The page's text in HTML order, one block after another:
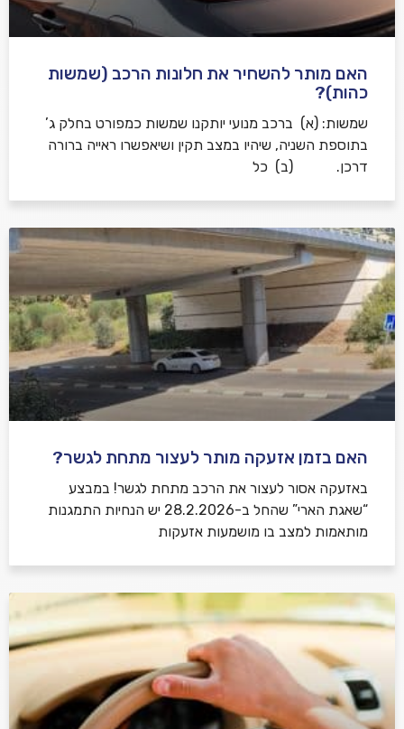
האם מותר להשחיר את חלונות הרכב (שמשות
כהות)?
שמשות: (א) ברכב מנועי יותקנו שמשות כמפורט בחלק ג’
בתוספת השניה, שיהיו במצב תקין ושיאפשרו ראייה ברורה
דרכן. (ב) כל
האם בזמן אזעקה מותר לעצור מתחת לגשר?
באזעקה אסור לעצור את הרכב מתחת לגשר! במבצע
“שאגת הארי” שהחל ב-28.2.2026 יש הנחיות התמגנות
מותאמות למצב בו מושמעות אזעקות